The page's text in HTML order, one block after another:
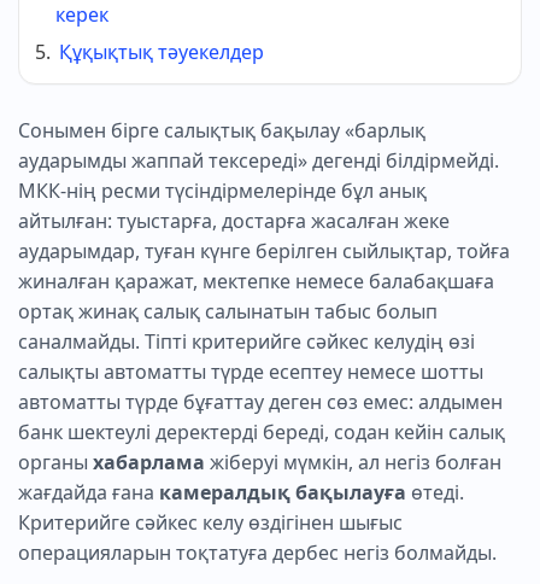
керек
Құқықтық тәуекелдер
Сонымен бірге салықтық бақылау «барлық
аударымды жаппай тексереді» дегенді білдірмейді.
МКК-нің ресми түсіндірмелерінде бұл анық
айтылған: туыстарға, достарға жасалған жеке
аударымдар, туған күнге берілген сыйлықтар, тойға
жиналған қаражат, мектепке немесе балабақшаға
ортақ жинақ салық салынатын табыс болып
саналмайды. Тіпті критерийге сәйкес келудің өзі
салықты автоматты түрде есептеу немесе шотты
автоматты түрде бұғаттау деген сөз емес: алдымен
банк шектеулі деректерді береді, содан кейін салық
органы хабарлама жіберуі мүмкін, ал негіз болған
жағдайда ғана камералдық бақылауға өтеді.
Критерийге сәйкес келу өздігінен шығыс
операцияларын тоқтатуға дербес негіз болмайды.